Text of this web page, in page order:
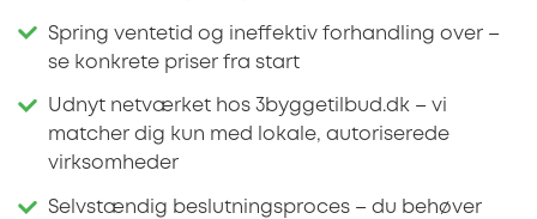
Spring ventetid og ineffektiv forhandling over –
se konkrete priser fra start
Udnyt netværket hos 3byggetilbud.dk – vi
matcher dig kun med lokale, autoriserede
virksomheder
Selvstændig beslutningsproces – du behøver